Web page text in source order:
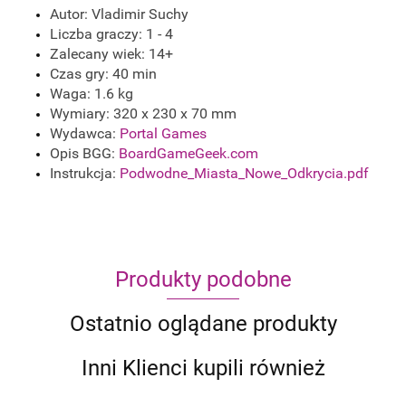
Autor: Vladimir Suchy
Liczba graczy: 1 - 4
Zalecany wiek: 14+
Czas gry: 40 min
Waga: 1.6 kg
Wymiary: 320 x 230 x 70 mm
Wydawca: Portal Games
Opis BGG: BoardGameGeek.com
Instrukcja: Podwodne_Miasta_Nowe_Odkrycia.pdf
Produkty podobne
Ostatnio oglądane produkty
Inni Klienci kupili również